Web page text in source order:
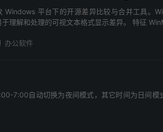
Windows 平台下的开源差异比较与合并工具。
理解和处理的可视文本格式显示差异。 特征
办公软件
7:00自动切换为夜间模式，其它时间为日间模